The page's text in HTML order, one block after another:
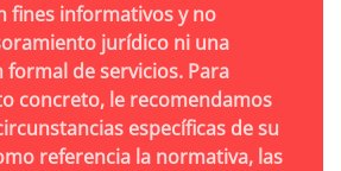
fines informativos y no
jurídico ni una
de servicios. Para
concreto, le recomendamos
específicas de su
referencia la normativa, las